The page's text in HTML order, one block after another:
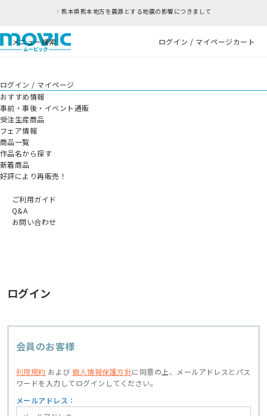
熊本県熊本地方を震源とする地震の影響につきまして
メニュー検索 ログイン / マイページカート
ログイン / マイページ
おすすめ情報
事前・事後・イベント通販
受注生産商品
フェア情報
商品一覧
作品名から探す
新着商品
好評により再販売！
ご利用ガイド
Q&A
お問い合わせ
ログイン
会員のお客様
利用規約 および個人情報保護方針に同意の上、
メールアドレスとパス
ワードを入力してログインしてください。
メールアドレス：